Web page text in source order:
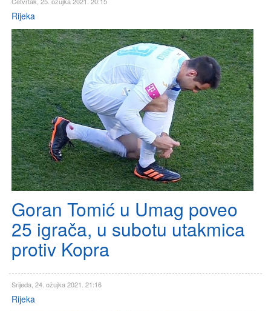
Rijeka
Goran Tomić u Umag poveo
25 igrača, u subotu utakmica
protiv Kopra
Srijeda, 24. ožujka 2021. 21:16
Rijeka